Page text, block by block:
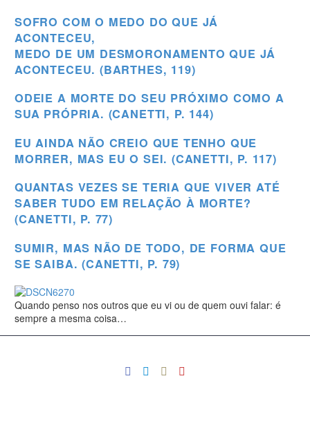
SOFRO COM O MEDO DO QUE JÁ
ACONTECEU,
MEDO DE UM DESMORONAMENTO QUE JÁ
ACONTECEU. (BARTHES, 119)
ODEIE A MORTE DO SEU PRÓXIMO COMO A
SUA PRÓPRIA. (CANETTI, P. 144)
EU AINDA NÃO CREIO QUE TENHO QUE
MORRER, MAS EU O SEI. (CANETTI, P. 117)
QUANTAS VEZES SE TERIA QUE VIVER ATÉ
SABER TUDO EM RELAÇÃO À MORTE?
(CANETTI, P. 77)
SUMIR, MAS NÃO DE TODO, DE FORMA QUE
SE SAIBA. (CANETTI, P. 79)
Quando penso nos outros que eu vi ou de quem ouvi falar: é
sempre a mesma coisa…